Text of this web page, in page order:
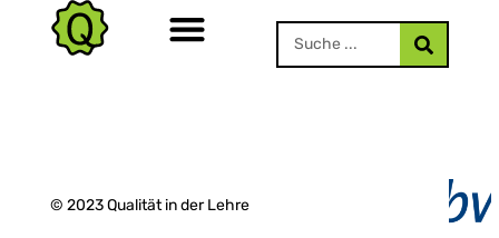
© 2023 Qualität in der Lehre